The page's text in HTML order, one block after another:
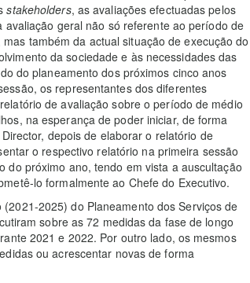
stakeholders, as avaliações efectuadas pelos
geral não só referente ao período de
também da actual situação de execução do
da sociedade e às necessidades das
do planeamento dos próximos cinco anos
os representantes dos diferentes
de avaliação sobre o período de médio
na esperança de poder iniciar, de forma
depois de elaborar o relatório de
o respectivo relatório na primeira sessão
do próximo ano, tendo em vista a auscultação
lo formalmente ao Chefe do Executivo.
2025) do Planeamento dos Serviços de
sobre as 72 medidas da fase de longo
2021 e 2022. Por outro lado, os mesmos
ou acrescentar novas de forma